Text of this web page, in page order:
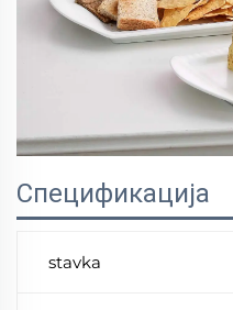
Спецификација
stavka